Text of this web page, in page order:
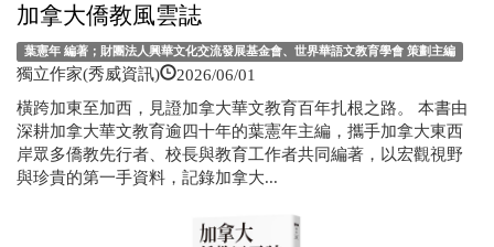
加拿大僑教風雲誌
葉憲年 編著；財團法人興華文化交流發展基金會、世界華語文教育學會 策劃主編
獨立作家(秀威資訊) 2026/06/01
橫跨加東至加西，見證加拿大華文教育百年扎根之路。 本書由
深耕加拿大華文教育逾四十年的葉憲年主編，攜手加拿大東西
岸眾多僑教先行者、校長與教育工作者共同編著，以宏觀視野
與珍貴的第一手資料，記錄加拿大...